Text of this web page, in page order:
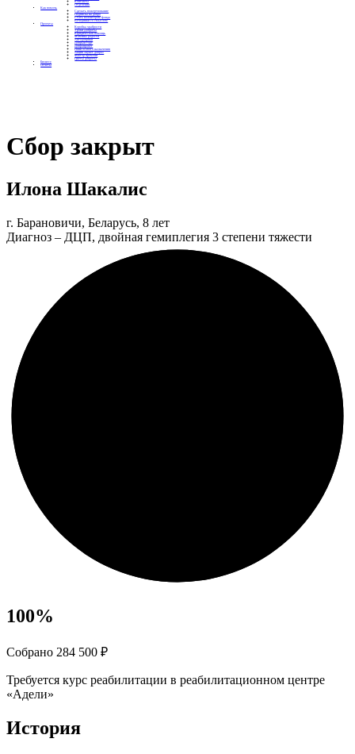
Контакты
Отделения
Как помочь
Сделать пожертвование
Подписка на добро
Стать волонтером фонда
Вечеринки со смыслом
Проекты
Коробка храбрости
Уроки Доброты
Юридическая помощь
Мамины радости
Автодобряки
Добрый торт
Добропробег
Няни особого назначения
Акция «Букет добра»
Фактор времени
Цветы доброты
Бизнесу
Отчеты
Сбор закрыт
Илона Шакалис
г. Барановичи, Беларусь, 8 лет
Диагноз – ДЦП, двойная гемиплегия 3 степени тяжести
100%
Собрано 284 500 ₽
Требуется курс реабилитации в реабилитационном центре
«Адели»
История